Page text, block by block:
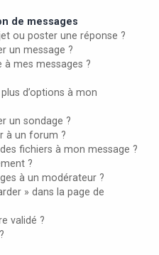
de messages
ou poster une réponse ?
un message ?
mes messages ?
d’options à mon
un sondage ?
à un forum ?
fichiers à mon message ?
?
à un modérateur ?
» dans la page de
validé ?